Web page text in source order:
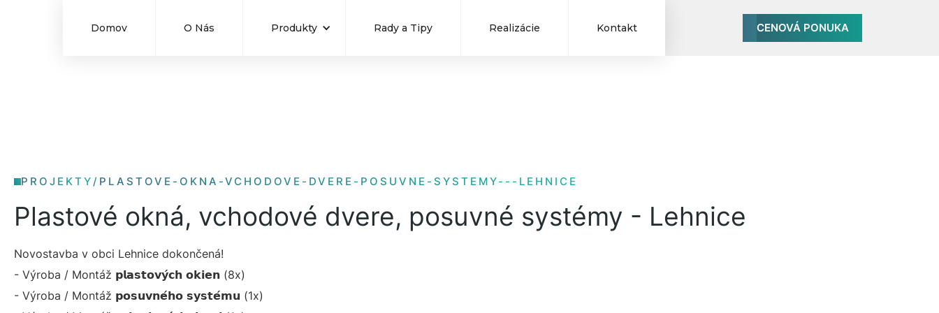
Domov O Nás Produkty Rady a Tipy Realizácie Kontakt CENOVÁ PONUKA
PROJEKTY/ PLASTOVE-OKNA-VCHODOVE-DVERE-POSUVNE-SYSTEMY---LEHNICE
Plastové okná, vchodové dvere, posuvné systémy - Lehnice
Novostavba v obci Lehnice dokončená!
- Výroba / Montáž 𝗽𝗹𝗮𝘀𝘁𝗼𝘃𝘆́𝗰𝗵 𝗼𝗸𝗶𝗲𝗻 (8x)
- Výroba / Montáž 𝗽𝗼𝘀𝘂𝘃𝗻𝗲́𝗵𝗼 𝘀𝘆𝘀𝘁𝗲́𝗺𝘂 (1x)